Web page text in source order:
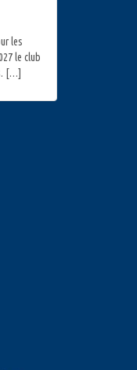
les
le club
[…]